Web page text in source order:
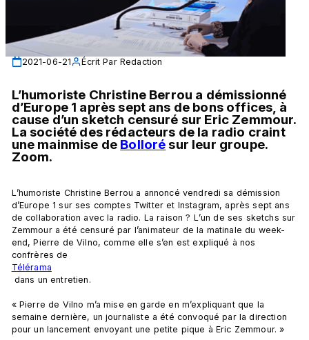
2021-06-21 Écrit Par Redaction
L’humoriste Christine Berrou a démissionné
d’Europe 1 après sept ans de bons offices, à
cause d’un sketch censuré sur Eric Zemmour.
La société des rédacteurs de la radio craint
une mainmise de Bolloré sur leur groupe.
Zoom.
L’humoriste Christine Berrou a annoncé vendredi sa démission
d’Europe 1 sur ses comptes Twitter et Instagram, après sept ans
de collaboration avec la radio. La raison ? L’un de ses sketchs sur
Zemmour a été censuré par l’animateur de la matinale du week-
end, Pierre de Vilno, comme elle s’en est expliqué à nos
confrères de
Télérama
« Pierre de Vilno m’a mise en garde en m’expliquant que la
semaine dernière, un journaliste a été convoqué par la direction
pour un lancement envoyant une petite pique à Eric Zemmour. »